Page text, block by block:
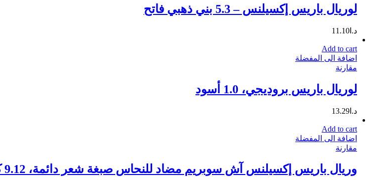
لوريال باريس إكسيلنس – 5.3 بني ذهبي فاتح
د.ا 11.10
Add to cart
اضافة الى المفضلة
مقارنة
لوريال باريس بروديجي، 1.0 أسود
د.ا 13.29
Add to cart
اضافة الى المفضلة
مقارنة
وريال باريس إكسيلنس آش سوبريم مضاد للنحاس صبغة شعر دائمة، 9.12 كول بيرل أشقر فاتح جدا، 250 مل